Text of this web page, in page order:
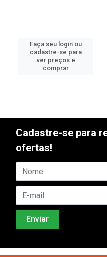
Faça seu login ou
cadastre-se para
ver preços e
comprar
Cadastre-se para
ofertas!